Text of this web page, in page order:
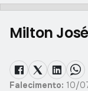
Milton
Falecimento: 10/